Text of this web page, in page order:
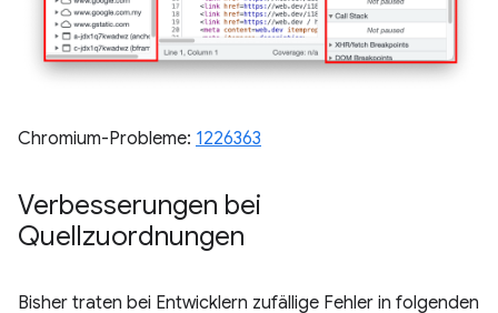
Chromium-Probleme: 1226363
Verbesserungen bei
Quellzuordnungen
Bisher traten bei Entwicklern zufällige Fehler in folgenden